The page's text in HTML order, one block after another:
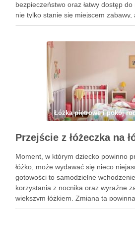
bezpieczeństwo oraz łatwy dostęp do
nie tylko stanie się miejscem zabawy,
kreatywności, dlatego warto
przestrzeni …
Łóżka piętrowe i pokój
Moment, w którym dziecko powinno
łóżko, może wydawać się nieco
gotowości to samodzielne
korzystania z nocnika oraz wyraźne
większym łóżkiem. Zmiana ta
odpowiednim czasie, aby zapewnić